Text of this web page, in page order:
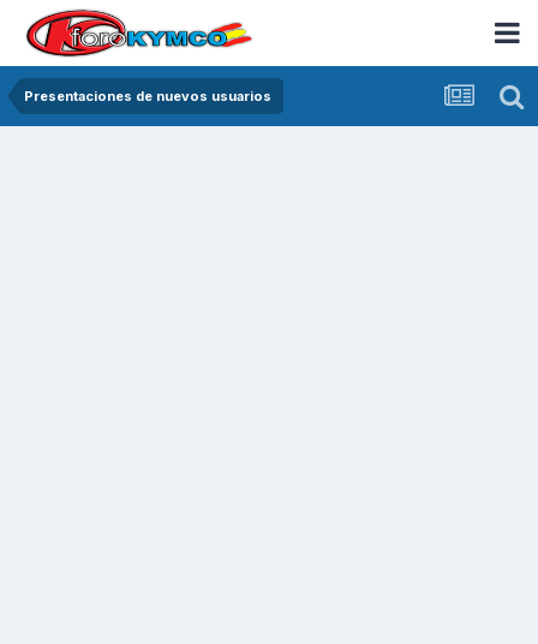
Presentaciones de nuevos usuarios